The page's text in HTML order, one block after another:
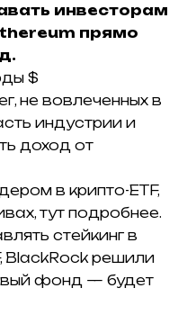
инвесторам
прямо
$
не вовлеченных в
индустрии и
доход от
в крипто-ETF,
тут подробнее.
стейкинг в
решили
фонд — будет